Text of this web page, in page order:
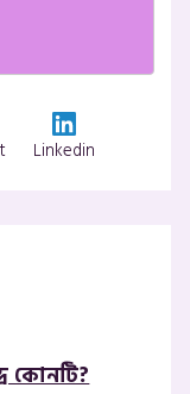
Linkedin
কোনটি?